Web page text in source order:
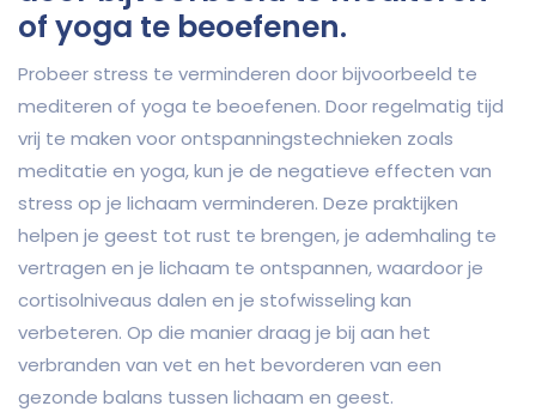
of yoga te beoefenen.
Probeer stress te verminderen door bijvoorbeeld te
mediteren of yoga te beoefenen. Door regelmatig tijd
vrij te maken voor ontspanningstechnieken zoals
meditatie en yoga, kun je de negatieve effecten van
stress op je lichaam verminderen. Deze praktijken
helpen je geest tot rust te brengen, je ademhaling te
vertragen en je lichaam te ontspannen, waardoor je
cortisolniveaus dalen en je stofwisseling kan
verbeteren. Op die manier draag je bij aan het
verbranden van vet en het bevorderen van een
gezonde balans tussen lichaam en geest.